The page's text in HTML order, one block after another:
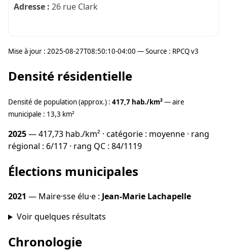
Adresse : 26 rue Clark
Mise à jour : 2025-08-27T08:50:10-04:00 — Source : RPCQ v3
Densité résidentielle
Densité de population (approx.) : 417,7 hab./km²— aire
municipale : 13,3 km²
2025— 417,73 hab./km² · catégorie : moyenne · rang
régional : 6/117 · rang QC : 84/1119
Élections municipales
2021 — Maire·sse élu·e : Jean-Marie Lachapelle
Voir quelques résultats
Chronologie